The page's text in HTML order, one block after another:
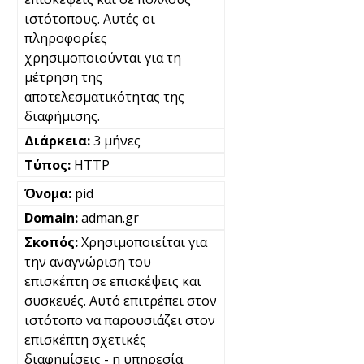
ιστότοπους. Αυτές οι
πληροφορίες
χρησιμοποιούνται για τη
μέτρηση της
αποτελεσματικότητας της
διαφήμισης.
3 μήνες
HTTP
pid
adman.gr
Χρησιμοποιείται για
την αναγνώριση του
επισκέπτη σε επισκέψεις και
συσκευές. Αυτό επιτρέπει στον
ιστότοπο να παρουσιάζει στον
επισκέπτη σχετικές
διαφημίσεις - η υπηρεσία